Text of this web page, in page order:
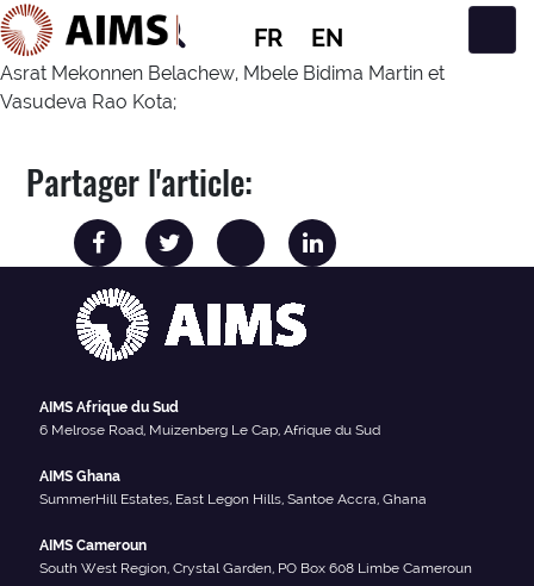
FR EN
Navigation principale
Asrat Mekonnen Belachew, Mbele Bidima Martin et
Vasudeva Rao Kota;
Partager l'article:
AIMS Afrique du Sud
6 Melrose Road, Muizenberg Le Cap, Afrique du Sud
AIMS Ghana
SummerHill Estates, East Legon Hills, Santoe Accra, Ghana
AIMS Cameroun
South West Region, Crystal Garden, PO Box 608 Limbe Cameroun